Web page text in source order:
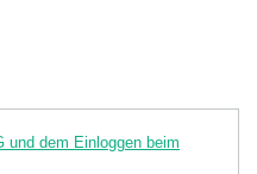
und dem Einloggen beim